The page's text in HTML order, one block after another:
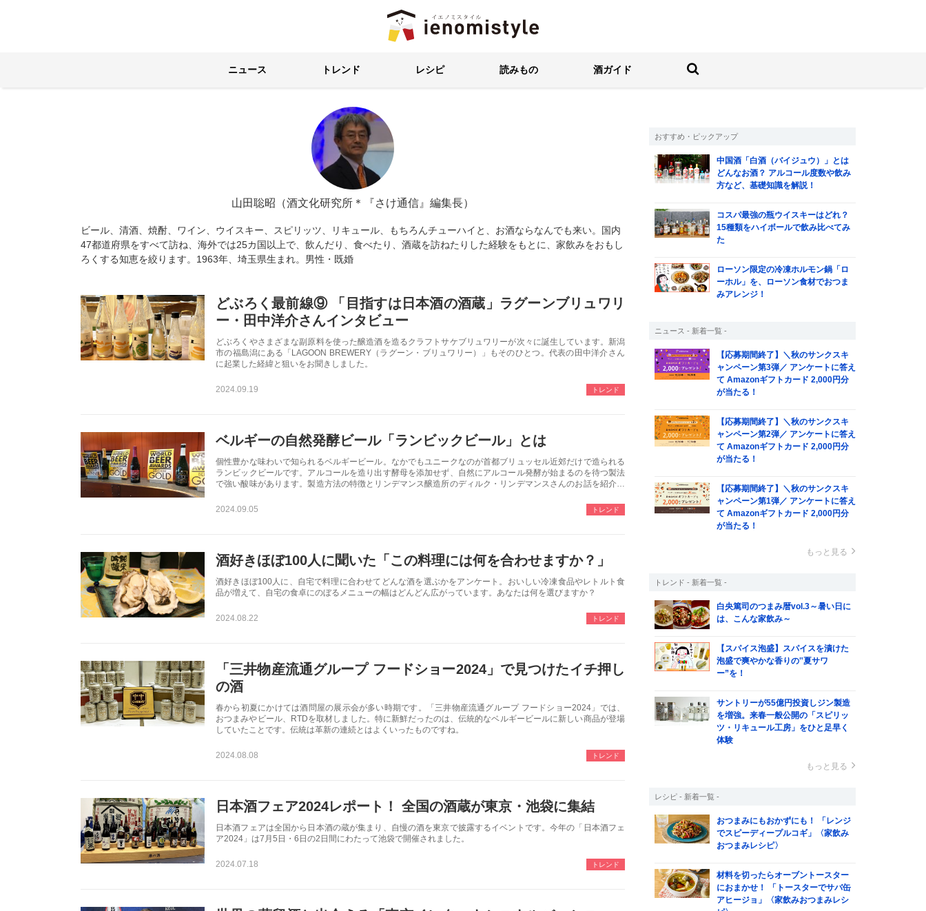
イエノミスタイル 家飲みを楽しむ人の情報サイト
ニュース トレンド レシピ 読みもの 酒ガイド 検索する
山田聡昭（酒文化研究所＊『さけ通信』編集長）
ビール、清酒、焼酎、ワイン、ウイスキー、スピリッツ、リキュール、もちろんチューハイと、お酒ならなんでも来い。国内
47都道府県をすべて訪ね、海外では25カ国以上で、飲んだり、食べたり、酒蔵を訪ねたりした経験をもとに、家飲みをおもし
ろくする知恵を絞ります。1963年、埼玉県生まれ。男性・既婚
どぶろく最前線⑨ 「目指すは日本酒の酒蔵」ラグーンブリュワリ
ー・田中洋介さんインタビュー
どぶろくやさまざまな副原料を使った醸造酒を造るクラフトサケブリュワリーが次々に誕生しています。新潟
市の福島潟にある「LAGOON BREWERY（ラグーン・ブリュワリー）」もそのひとつ。代表の田中洋介さん
に起業した経緯と狙いをお聞きしました。
2024.09.19 トレンド
ベルギーの自然発酵ビール「ランビックビール」とは
個性豊かな味わいで知られるベルギービール。なかでもユニークなのが首都ブリュッセル近郊だけで造られる
ランビックビールです。アルコールを造り出す酵母を添加せず、自然にアルコール発酵が始まるのを待つ製法
で強い酸味があります。製造方法の特徴とリンデマンス醸造所のディルク・リンデマンスさんのお話を紹介し
2024.09.05
トレンド
酒好きほぼ100人に聞いた「この料理には何を合わせますか？」
酒好きほぼ100人に、自宅で料理に合わせてどんな酒を選ぶかをアンケート。おいしい冷凍食品やレトルト食
品が増えて、自宅の食卓にのぼるメニューの幅はどんどん広がっています。あなたは何を選びますか？
2024.08.22 トレンド
「三井物産流通グループ フードショー2024」で見つけたイチ押し
の酒
春から初夏にかけては酒問屋の展示会が多い時期です。「三井物産流通グループ フードショー2024」では、
おつまみやビール、RTDを取材しました。特に新鮮だったのは、伝統的なベルギービールに新しい商品が登場
していたことです。伝統は革新の連続とはよくいったものですね。
2024.08.08 トレンド
日本酒フェア2024レポート！ 全国の酒蔵が東京・池袋に集結
日本酒フェアは全国から日本酒の蔵が集まり、自慢の酒を東京で披露するイベントです。今年の「日本酒フェ
ア2024」は7月5日・6日の2日間にわたって池袋で開催されました。
2024.07.18 トレンド
おすすめ・ピックアップ
中国酒「白酒（バイジュウ）」とは
どんなお酒？ アルコール度数や飲み
方など、基礎知識を解説！
コスパ最強の瓶ウイスキーはどれ？
15種類をハイボールで飲み比べてみ
た
ローソン限定の冷凍ホルモン鍋「ロ
ーホル」を、ローソン食材でおつま
みアレンジ！
ニュース - 新着一覧 -
【応募期間終了】＼秋のサンクスキ
ャンペーン第3弾／ アンケートに答え
て Amazonギフトカード 2,000円分
が当たる！
【応募期間終了】＼秋のサンクスキ
ャンペーン第2弾／ アンケートに答え
て Amazonギフトカード 2,000円分
が当たる！
【応募期間終了】＼秋のサンクスキ
ャンペーン第1弾／ アンケートに答え
て Amazonギフトカード 2,000円分
が当たる！
もっと見る
トレンド - 新着一覧 -
白央篤司のつまみ暦vol.3～暑い日に
は、こんな家飲み～
【スパイス泡盛】スパイスを漬けた
泡盛で爽やかな香りの‟夏サワ
ー”を！
サントリーが55億円投資しジン製造
を増強。来春一般公開の「スピリッ
ツ・リキュール工房」をひと足早く
体験
もっと見る
レシピ - 新着一覧 -
おつまみにもおかずにも！ 「レンジ
でスピーディープルコギ」〈家飲み
おつまみレシピ〉
材料を切ったらオーブントースター
におまかせ！ 「トースターでサバ缶
アヒージョ」〈家飲みおつまみレシ